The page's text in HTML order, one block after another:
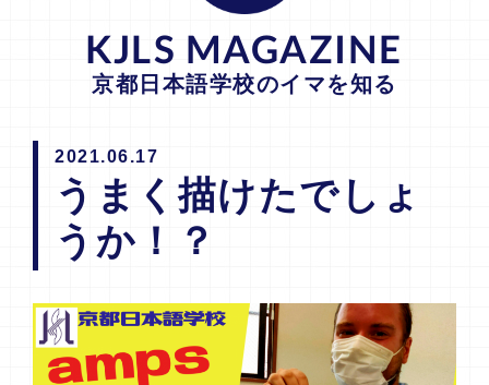
KJLS MAGAZINE
京都日本語学校のイマを知る
2021.06.17
うまく描けたでしょ
うか！？